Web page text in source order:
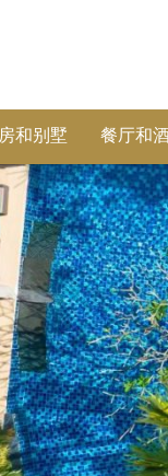
和别墅 餐厅和